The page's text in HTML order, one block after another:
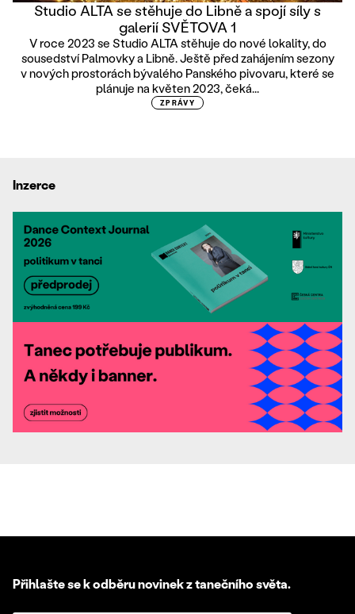
Studio ALTA se stěhuje do Libně a spojí síly s
galerií SVĚTOVA 1
V roce 2023 se Studio ALTA stěhuje do nové lokality, do
sousedství Palmovky a Libně. Ještě před zahájením sezony
v nových prostorách bývalého Panského pivovaru, které se
plánuje na květen 2023, čeká...
ZPRÁVY
Inzerce
Přihlašte se k odběru novinek z tanečního světa.